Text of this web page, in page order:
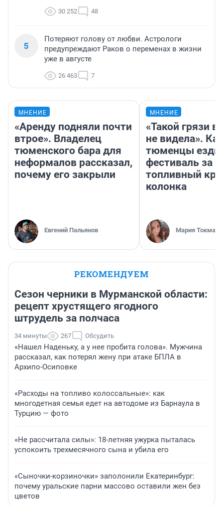
30 252 48
5
Потеряют голову от любви. Астрологи
предупреждают Раков о переменах в жизни
уже в августе
26 463 7
МНЕНИЕ
«Аренду подняли почти
втрое». Владелец
тюменского бара для
неформалов рассказал,
почему его закрыли
Евгений Пальянов
МНЕНИЕ
«Такой грязи
не видела».
тюменцы
фестиваль за
топливный
колонка
Мария
РЕКОМЕНДУЕМ
Сезон черники в Мурманской области:
рецепт хрустящего ягодного
штрудель за полчаса
34 минуты 267 Обсудить
«Нашел Наденьку, а у нее пробита голова». Мужчина
рассказал, как потерял жену при атаке БПЛА в
Архипо-Осиповке
«Расходы на топливо колоссальные»: как
многодетная семья едет на автодоме из Барнаула в
Турцию — фото
«Не рассчитала силы»: 18-летняя ужурка пыталась
успокоить трехмесячного сына и убила его
«Сыночки-корзиночки» заполонили Екатеринбург:
почему уральские парни массово оставили жен без
цветов